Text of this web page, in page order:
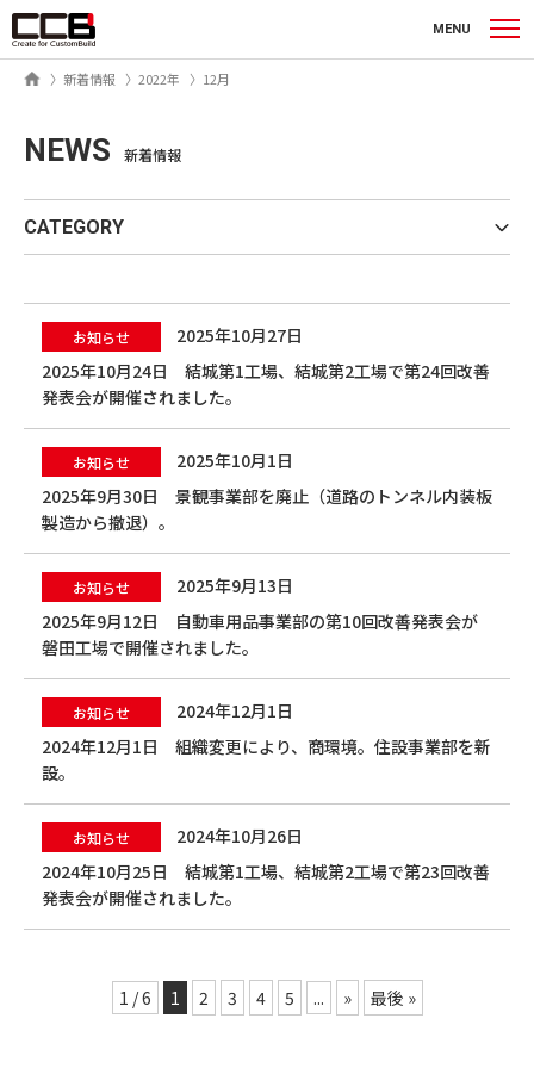
MENU
ホーム新着情報 2022年 12月
NEWS 新着情報
CATEGORY
お知らせ
2025年10月27日
2025年10月24日 結城第1工場、結城第2工場で第24回改善
発表会が開催されました。
お知らせ
2025年10月1日
2025年9月30日 景観事業部を廃止（道路のトンネル内装板
製造から撤退）。
お知らせ
2025年9月13日
2025年9月12日 自動車用品事業部の第10回改善発表会が
磐田工場で開催されました。
お知らせ
2024年12月1日
2024年12月1日 組織変更により、商環境。住設事業部を新
設。
お知らせ
2024年10月26日
2024年10月25日 結城第1工場、結城第2工場で第23回改善
発表会が開催されました。
1 / 6 1 2 3 4 5 ... » 最後 »